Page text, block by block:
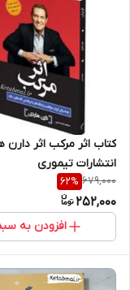
کتاب اثر مرکب اثر دارن
انتشارات تیموری
679,000
62%
252,000
افزودن به